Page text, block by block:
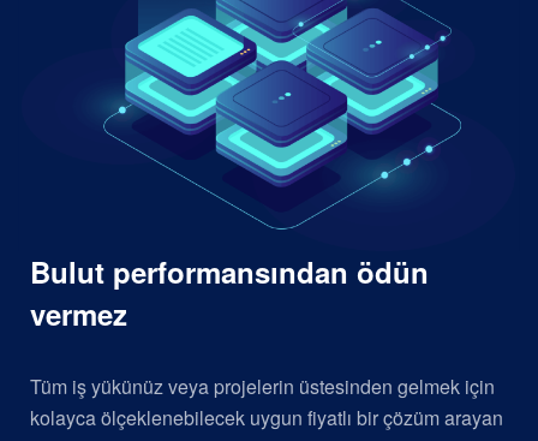
Bulut performansından ödün
vermez
Tüm iş yükünüz veya projelerin üstesinden gelmek için
kolayca ölçeklenebilecek uygun fiyatlı bir çözüm arayan